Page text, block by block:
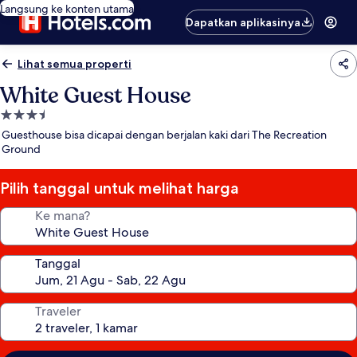
Langsung ke konten utama
Dapatkan aplikasinya
Lihat semua properti
White Guest House
Properti
bintang
3.5
Guesthouse bisa dicapai dengan berjalan kaki dari The Recreation
Ground
Pilih tanggal untuk melihat harga
Ke mana?
Tanggal
Traveler